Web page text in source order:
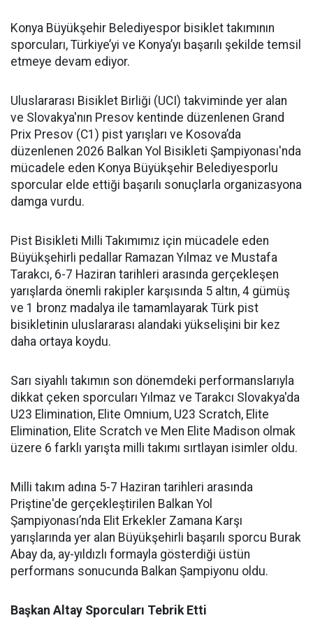
Konya Büyükşehir Belediyespor bisiklet takımının
sporcuları, Türkiye’yi ve Konya’yı başarılı şekilde temsil
etmeye devam ediyor.
Uluslararası Bisiklet Birliği (UCI) takviminde yer alan
ve Slovakya'nın Presov kentinde düzenlenen Grand
Prix Presov (C1) pist yarışları ve Kosova’da
düzenlenen 2026 Balkan Yol Bisikleti Şampiyonası'nda
mücadele eden Konya Büyükşehir Belediyesporlu
sporcular elde ettiği başarılı sonuçlarla organizasyona
damga vurdu.
Pist Bisikleti Milli Takımımız için mücadele eden
Büyükşehirli pedallar Ramazan Yılmaz ve Mustafa
Tarakcı, 6-7 Haziran tarihleri arasında gerçekleşen
yarışlarda önemli rakipler karşısında 5 altın, 4 gümüş
ve 1 bronz madalya ile tamamlayarak Türk pist
bisikletinin uluslararası alandaki yükselişini bir kez
daha ortaya koydu.
Sarı siyahlı takımın son dönemdeki performanslarıyla
dikkat çeken sporcuları Yılmaz ve Tarakcı Slovakya'da
U23 Elimination, Elite Omnium, U23 Scratch, Elite
Elimination, Elite Scratch ve Men Elite Madison olmak
üzere 6 farklı yarışta milli takımı sırtlayan isimler oldu.
Milli takım adına 5-7 Haziran tarihleri arasında
Priştine'de gerçekleştirilen Balkan Yol
Şampiyonası’nda Elit Erkekler Zamana Karşı
yarışlarında yer alan Büyükşehirli başarılı sporcu Burak
Abay da, ay-yıldızlı formayla gösterdiği üstün
performans sonucunda Balkan Şampiyonu oldu.
Başkan Altay Sporcuları Tebrik Etti